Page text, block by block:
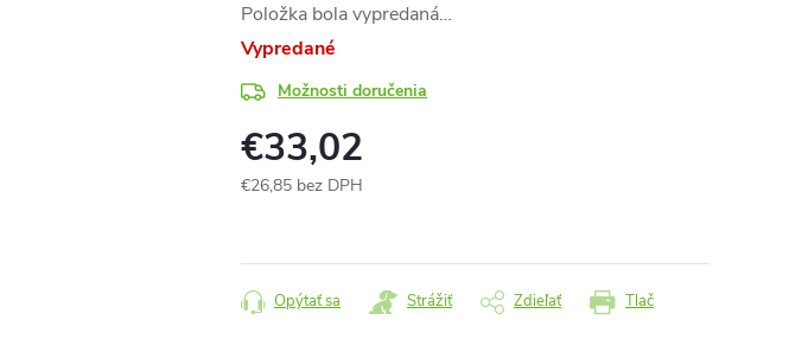
Položka bola vypredaná…
Vypredané
Možnosti doručenia
€33,02
€26,85 bez DPH
Tlač
Opýtať sa Strážiť Zdieľať